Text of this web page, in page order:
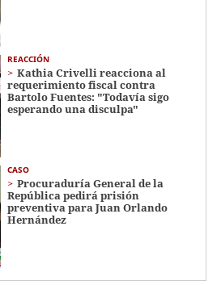
REACCIÓN
Kathia Crivelli reacciona al
requerimiento fiscal contra
Bartolo Fuentes: "Todavía sigo
esperando una disculpa"
CASO
Procuraduría General de la
República pedirá prisión
preventiva para Juan Orlando
Hernández